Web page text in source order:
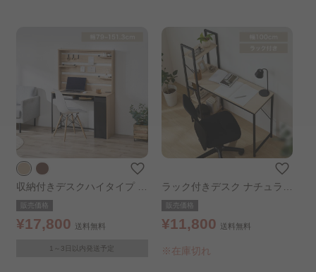
収納付きデスクハイタイプ ナ
チュラルブラック
販売価格
¥17,800 送料無料
1～3日以内発送予定
ラック付きデスク ナチュラ
ル/ブラック
販売価格
¥11,800 送料無料
※在庫切れ